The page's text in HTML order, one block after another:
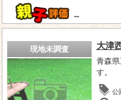
－
現地未調査 大津
青森
す。
公